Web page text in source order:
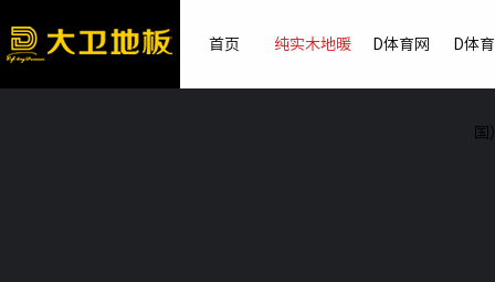
首页 纯实木地暖 D体育网 D体
国